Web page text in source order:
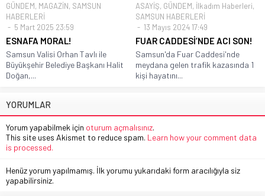
GÜNDEM, MAGAZİN, SAMSUN
HABERLERİ
5 Mart 2025 23:59
ESNAFA MORAL!
Samsun Valisi Orhan Tavlı ile
Büyükşehir Belediye Başkanı Halit
Doğan,...
ASAYİŞ, GÜNDEM, İlkadım Haberleri,
SAMSUN HABERLERİ
13 Mayıs 2024 17:49
FUAR CADDESİ’NDE ACI SON!
Samsun'da Fuar Caddesi'nde
meydana gelen trafik kazasında 1
kişi hayatını...
YORUMLAR
Yorum yapabilmek için oturum açmalısınız.
This site uses Akismet to reduce spam. Learn how your comment data
is processed.
Henüz yorum yapılmamış. İlk yorumu yukarıdaki form aracılığıyla siz
yapabilirsiniz.